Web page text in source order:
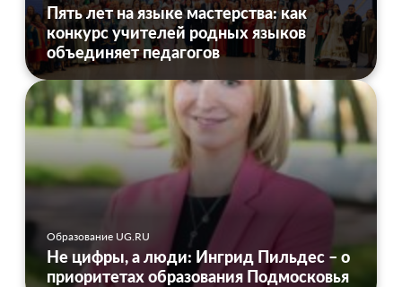
Пять лет на языке мастерства: как
конкурс учителей родных языков
объединяет педагогов
Образование UG.RU
Не цифры, а люди: Ингрид Пильдес – о
приоритетах образования Подмосковья